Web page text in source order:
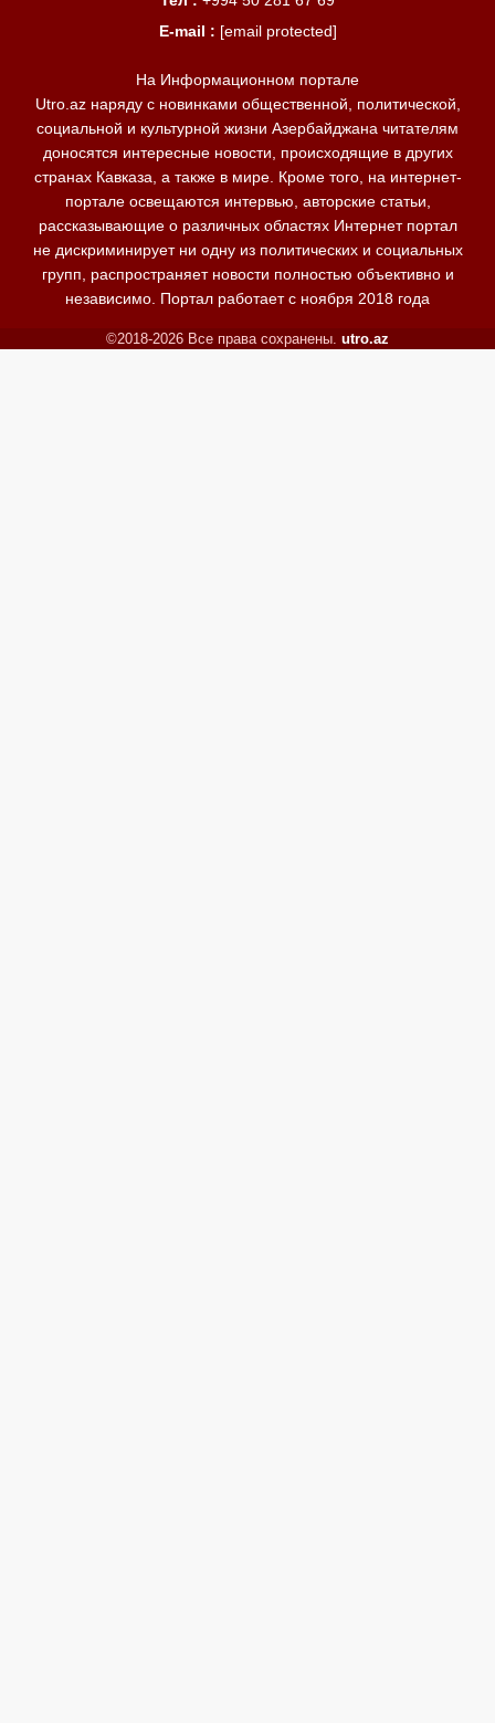
E-mail : [email protected]
На Информационном портале
Utro.az наряду с новинками общественной, политической,
социальной и культурной жизни Азербайджана читателям
доносятся интересные новости, происходящие в других
странах Кавказа, а также в мире. Кроме того, на интернет-
портале освещаются интервью, авторские статьи,
рассказывающие о различных областях Интернет портал
не дискриминирует ни одну из политических и социальных
групп, распространяет новости полностью объективно и
независимо. Портал работает с ноября 2018 года
©2018-2026 Все права сохранены. utro.az